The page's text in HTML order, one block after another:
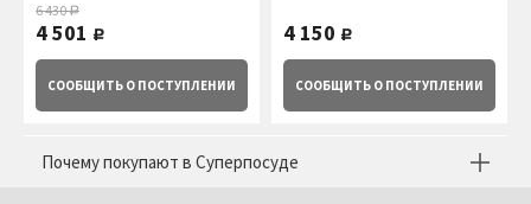
6 430руб.
4 501 руб.
СООБЩИТЬ О ПОСТУПЛЕНИИ
4 150 руб.
СООБЩИТЬ О ПОСТУПЛЕНИИ
Почему покупают в Суперпосуде